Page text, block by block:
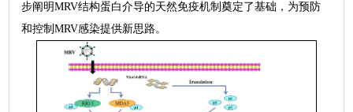
步阐明MRV结构蛋白介导的天然免疫机制奠定了基础，为预防
和控制MRV感染提供新思路。